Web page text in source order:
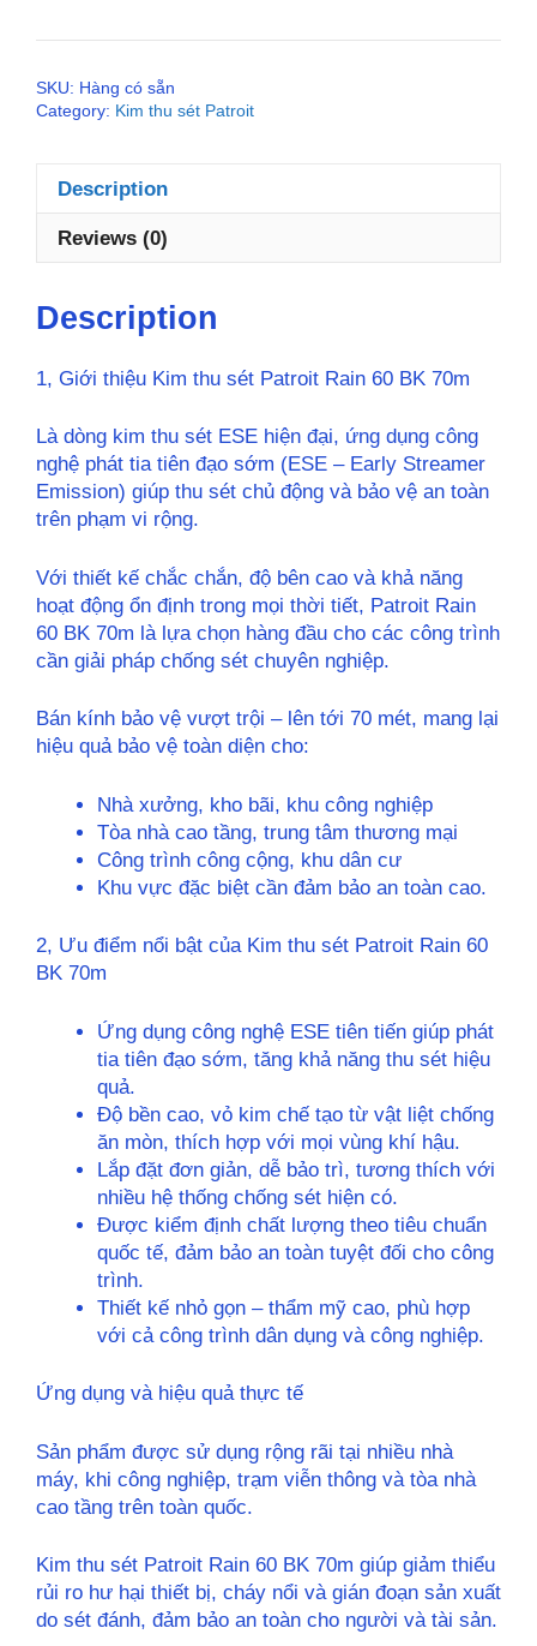
sét
60
SKU: Hàng có sẵn
Category: Kim thu sét Patroit
Description
Reviews (0)
Description
1, Giới thiệu Kim thu sét Patroit Rain 60 BK 70m
Là dòng kim thu sét ESE hiện đại, ứng dụng công
nghệ phát tia tiên đạo sớm (ESE – Early Streamer
Emission) giúp thu sét chủ động và bảo vệ an toàn
trên phạm vi rộng.
Với thiết kế chắc chắn, độ bên cao và khả năng
hoạt động ổn định trong mọi thời tiết, Patroit Rain
60 BK 70m là lựa chọn hàng đầu cho các công trình
cần giải pháp chống sét chuyên nghiệp.
Bán kính bảo vệ vượt trội – lên tới 70 mét, mang lại
hiệu quả bảo vệ toàn diện cho:
Nhà xưởng, kho bãi, khu công nghiệp
Tòa nhà cao tầng, trung tâm thương mại
Công trình công cộng, khu dân cư
Khu vực đặc biệt cần đảm bảo an toàn cao.
2, Ưu điểm nổi bật của Kim thu sét Patroit Rain 60
BK 70m
Ứng dụng công nghệ ESE tiên tiến giúp phát
tia tiên đạo sớm, tăng khả năng thu sét hiệu
quả.
Độ bền cao, vỏ kim chế tạo từ vật liệt chống
ăn mòn, thích hợp với mọi vùng khí hậu.
Lắp đặt đơn giản, dễ bảo trì, tương thích với
nhiều hệ thống chống sét hiện có.
Được kiểm định chất lượng theo tiêu chuẩn
quốc tế, đảm bảo an toàn tuyệt đối cho công
trình.
Thiết kế nhỏ gọn – thẩm mỹ cao, phù hợp
với cả công trình dân dụng và công nghiệp.
Ứng dụng và hiệu quả thực tế
Sản phẩm được sử dụng rộng rãi tại nhiều nhà
máy, khi công nghiệp, trạm viễn thông và tòa nhà
cao tầng trên toàn quốc.
Kim thu sét Patroit Rain 60 BK 70m giúp giảm thiểu
rủi ro hư hại thiết bị, cháy nổi và gián đoạn sản xuất
do sét đánh, đảm bảo an toàn cho người và tài sản.